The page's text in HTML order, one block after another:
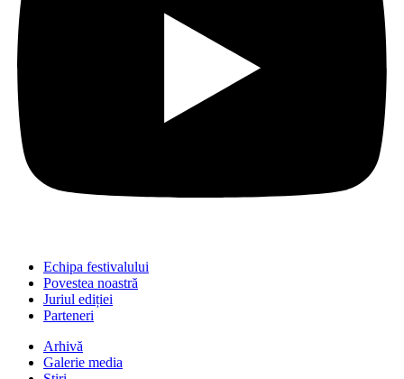
Echipa festivalului
Povestea noastră
Juriul ediției
Parteneri
Arhivă
Galerie media